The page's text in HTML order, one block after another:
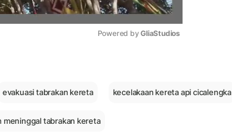
Powered by GliaStudios
evakuasi tabrakan kereta kecelakaan kereta api cicalengka
meninggal tabrakan kereta